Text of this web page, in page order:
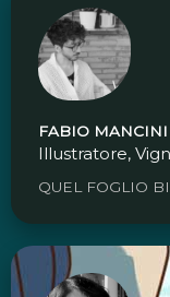
FABIO MANCINI
Illustratore,
QUEL FOGLIO